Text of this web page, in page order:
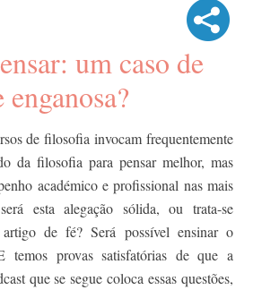
um caso de
de filosofia invocam frequentemente
da filosofia para pensar melhor, mas
académico e profissional nas mais
esta alegação sólida, ou trata-se
de fé? Será possível ensinar o
temos provas satisfatórias de que a
que se segue coloca essas questões,